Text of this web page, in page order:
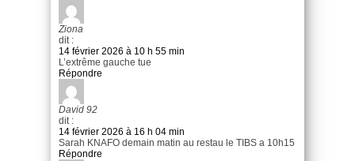
Ziona
dit :
14 février 2026 à 10 h 55 min
L’extrême gauche tue
Répondre
David 92
dit :
14 février 2026 à 16 h 04 min
Sarah KNAFO demain matin au restau le TIBS a 10h15
Répondre